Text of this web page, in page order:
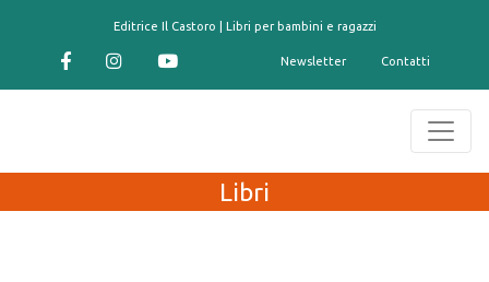
Editrice Il Castoro | Libri per bambini e ragazzi
Newsletter Contatti
Libri